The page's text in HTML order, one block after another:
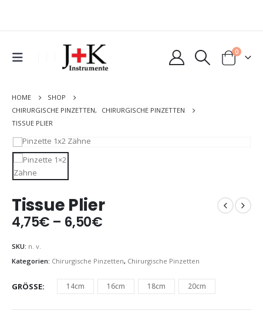
0
HOME
SHOP
CHIRURGISCHE PINZETTEN,
CHIRURGISCHE PINZETTEN
TISSUE PLIER
Tissue Plier
4,75€ – 6,50€
SKU: n. v.
Kategorien: Chirurgische Pinzetten, Chirurgische Pinzetten
GRÖSSE 14cm 16cm 18cm 20cm